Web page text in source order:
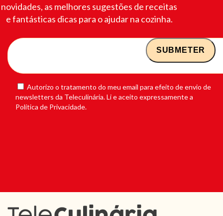
novidades, as melhores sugestões de receitas
e fantásticas dicas para o ajudar na cozinha.
Autorizo o tratamento do meu email para efeito de envio de
newsletters da Teleculinária. Li e aceito expressamente a
Política de Privacidade.